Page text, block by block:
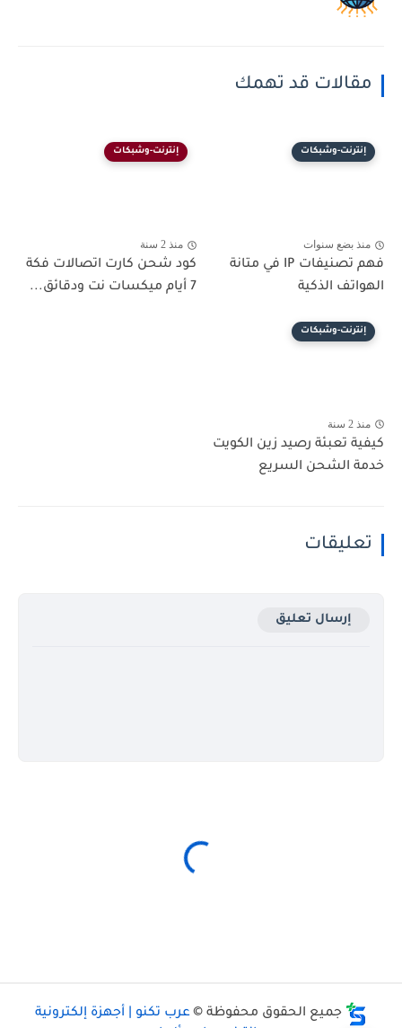
مقالات قد تهمك
إنترنت-وشبكات
منذ بضع سنوات
فهم تصنيفات IP في متانة
الهواتف الذكية
إنترنت-وشبكات
منذ 2 سنة
كود شحن كارت اتصالات فكة
7 أيام ميكسات نت ودقائق...
إنترنت-وشبكات
منذ 2 سنة
كيفية تعبئة رصيد زين الكويت
خدمة الشحن السريع
تعليقات
إرسال تعليق
جميع الحقوق محفوظة ©عرب تكنو | أجهزة إلكترونية